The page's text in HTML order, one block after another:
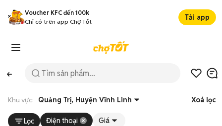
Voucher KFC đến 100k
Chỉ có trên app Chợ Tốt
Tải app
Khu vực: Quảng Trị, Huyện Vĩnh Linh Xoá lọc
Lọc Điện thoại Giá